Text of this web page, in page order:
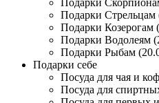
Подарки
Подарки Стрельцам
Подарки Козерогам
Подарки Водолеям
Подарки Рыбам
Подарки себе
Посуда для чая и
Посуда для